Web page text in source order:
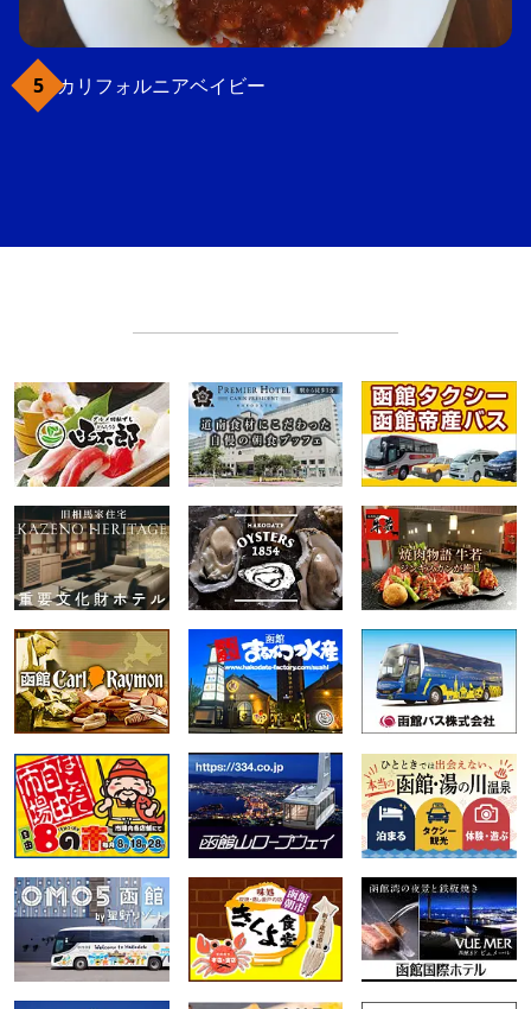
カリフォルニアベイビー